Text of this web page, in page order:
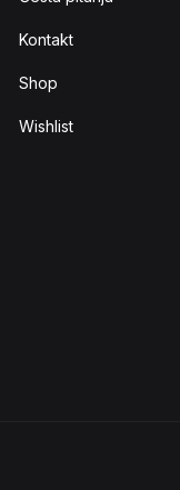
Kontakt
Shop
Wishlist